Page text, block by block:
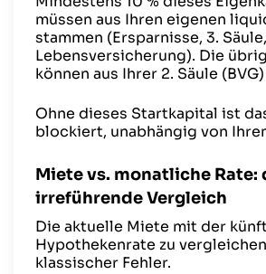
müssen aus Ihren eigenen
stammen (Ersparnisse, 3. Säule,
Lebensversicherung). Die
können aus Ihrer 2. Säule
Ohne dieses Startkapital ist
blockiert, unabhängig von
Miete vs. monatliche Rate:
irreführende Vergleich
Die aktuelle Miete mit der
Hypothekenrate zu
klassischer Fehler.